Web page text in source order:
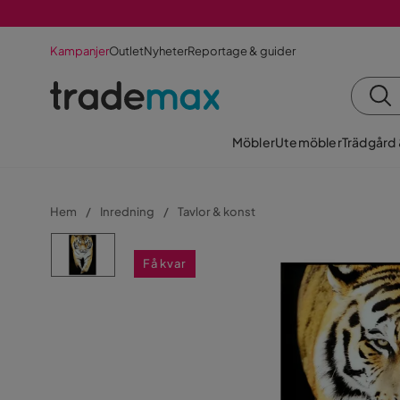
KampanjerOutletNyheterReportage & guider
MöblerUtemöblerTrädgård
Hem Inredning Tavlor & konst
Få kvar